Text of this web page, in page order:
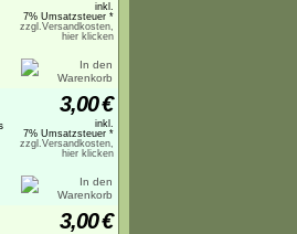
inkl.
7% Umsatzsteuer *
zzgl.Versandkosten,
hier klicken
3,00€
inkl.
7% Umsatzsteuer *
zzgl.Versandkosten,
hier klicken
3,00€